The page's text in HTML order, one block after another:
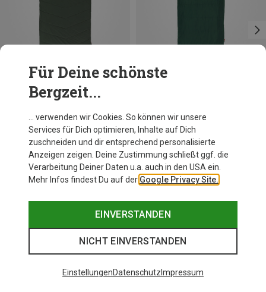
Du sparst 22%
Für Deine schönste
Bergzeit...
… verwenden wir Cookies. So können wir unsere
Services für Dich optimieren, Inhalte auf Dich
zuschneiden und dir entsprechend personalisierte
Anzeigen zeigen. Deine Zustimmung schließt ggf. die
Verarbeitung Deiner Daten u.a. auch in den USA ein.
Mehr Infos findest Du auf der Google Privacy Site.
EINVERSTANDEN
NICHT EINVERSTANDEN
EinstellungenDatenschutz Impressum